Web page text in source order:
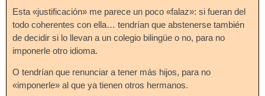
Esta «justificación» me parece un poco «falaz»: si fueran del
todo coherentes con ella… tendrían que abstenerse también
de decidir si lo llevan a un colegio bilingüe o no, para no
imponerle otro idioma.
O tendrían que renunciar a tener más hijos, para no
«imponerle» al que ya tienen otros hermanos.